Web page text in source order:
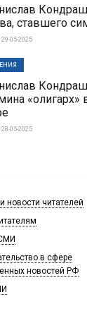
ставшего
29-05-2025
28-05-2025
новости читателей
в сфере
новостей РФ